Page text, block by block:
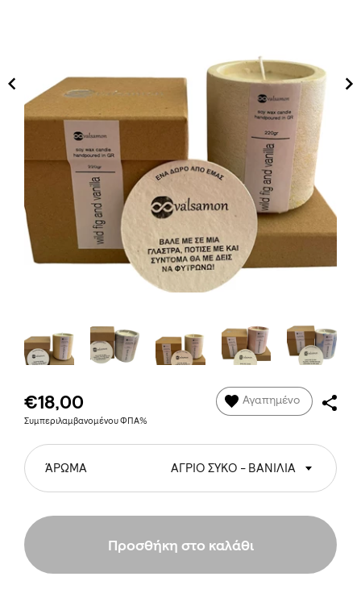
€18,00
Συμπεριλαμβανομένου ΦΠΑ%
Αγαπημένο
ΆΡΩΜΑ ΑΓΡΙΟ ΣΥΚΟ - ΒΑΝΙΛΙΑ
Προσθήκη στο καλάθι